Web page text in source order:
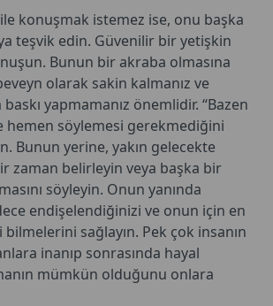
konuşmak istemez ise, onu başka
teşvik edin. Güvenilir bir yetişkin
Bunun bir akraba olmasına
olarak sakin kalmanız ve
yapmamanız önemlidir. “Bazen
hemen söylemesi gerekmediğini
Bunun yerine, yakın gelecekte
zaman belirleyin veya başka bir
söyleyin. Onun yanında
endişelendiğinizi ve onun için en
sağlayın. Pek çok insanın
inanıp sonrasında hayal
mümkün olduğunu onlara